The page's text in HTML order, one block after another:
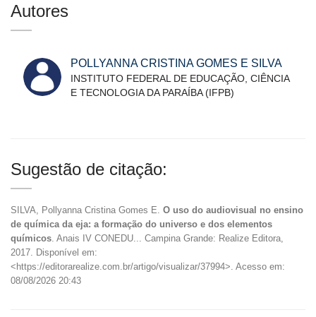
Autores
POLLYANNA CRISTINA GOMES E SILVA
INSTITUTO FEDERAL DE EDUCAÇÃO, CIÊNCIA
E TECNOLOGIA DA PARAÍBA (IFPB)
Sugestão de citação:
SILVA, Pollyanna Cristina Gomes E. O uso do audiovisual no ensino
de química da eja: a formação do universo e dos elementos
químicos . Anais IV CONEDU... Campina Grande: Realize Editora,
2017. Disponível em:
<https://editorarealize.com.br/artigo/visualizar/37994>. Acesso em:
08/08/2026 20:43